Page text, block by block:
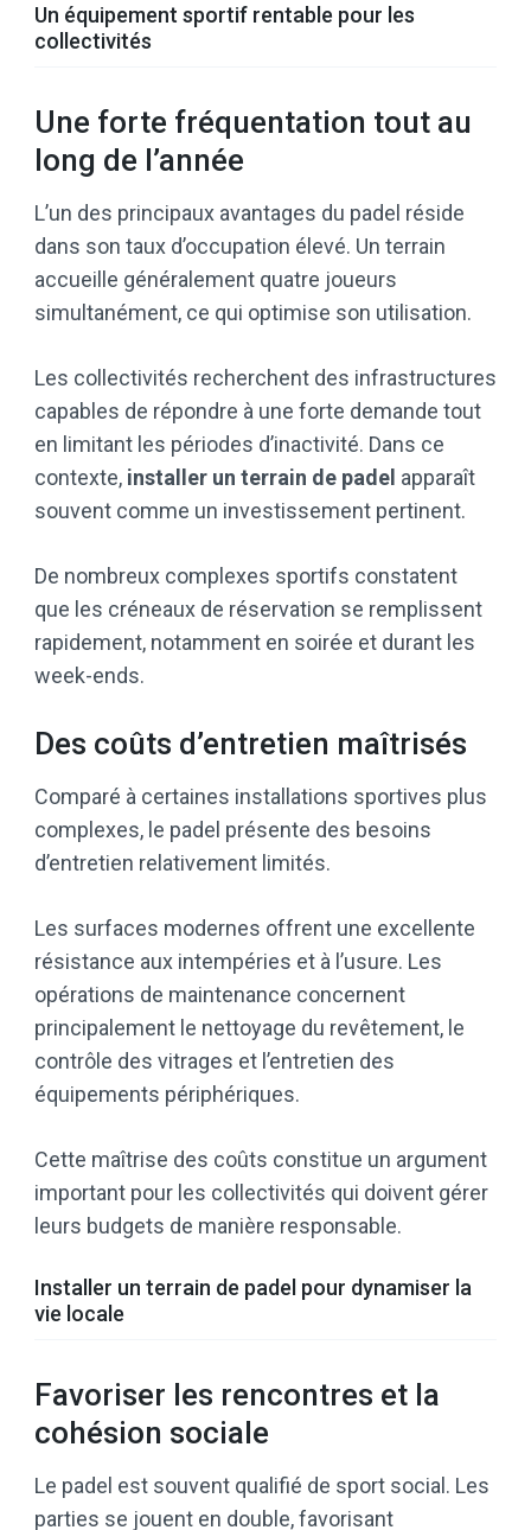
Un équipement sportif rentable pour les
collectivités
Une forte fréquentation tout au
long de l’année
L’un des principaux avantages du padel réside
dans son taux d’occupation élevé. Un terrain
accueille généralement quatre joueurs
simultanément, ce qui optimise son utilisation.
Les collectivités recherchent des infrastructures
capables de répondre à une forte demande tout
en limitant les périodes d’inactivité. Dans ce
contexte, installer un terrain de padel apparaît
souvent comme un investissement pertinent.
De nombreux complexes sportifs constatent
que les créneaux de réservation se remplissent
rapidement, notamment en soirée et durant les
week-ends.
Des coûts d’entretien maîtrisés
Comparé à certaines installations sportives plus
complexes, le padel présente des besoins
d’entretien relativement limités.
Les surfaces modernes offrent une excellente
résistance aux intempéries et à l’usure. Les
opérations de maintenance concernent
principalement le nettoyage du revêtement, le
contrôle des vitrages et l’entretien des
équipements périphériques.
Cette maîtrise des coûts constitue un argument
important pour les collectivités qui doivent gérer
leurs budgets de manière responsable.
Installer un terrain de padel pour dynamiser la
vie locale
Favoriser les rencontres et la
cohésion sociale
Le padel est souvent qualifié de sport social. Les
parties se jouent en double, favorisant